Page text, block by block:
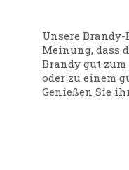
Unsere
Meinung, dass
Brandy gut
oder zu einem
Genießen Sie